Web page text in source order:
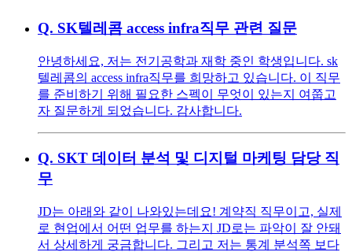
Q. SK텔레콤 access infra직무 관련 질문
안녕하세요, 저는 전기공학과 재학 중인 학생입니다. sk
텔레콤의 access infra직무를 희망하고 있습니다. 이 직무
를 준비하기 위해 필요한 스펙이 무엇이 있는지 여쭙고
자 질문하게 되었습니다. 감사합니다.
Q. SKT 데이터 분석 및 디지털 마케팅 담당 직
무
JD는 아래와 같이 나와있는데요! 계약직 직무이고, 실제
로 현업에서 어떤 업무를 하는지 JD로는 파악이 잘 안돼
서 상세하게 궁금합니다. 그리고 저는 통계 분석쪽 보다